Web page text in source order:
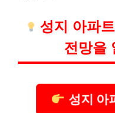
성지 아파
전망을
성지 아